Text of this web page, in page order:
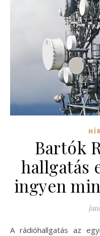
Bartók
hallgatás
ingyen
A rádióhallgatás az egyik legnépszerűbb módja annak,